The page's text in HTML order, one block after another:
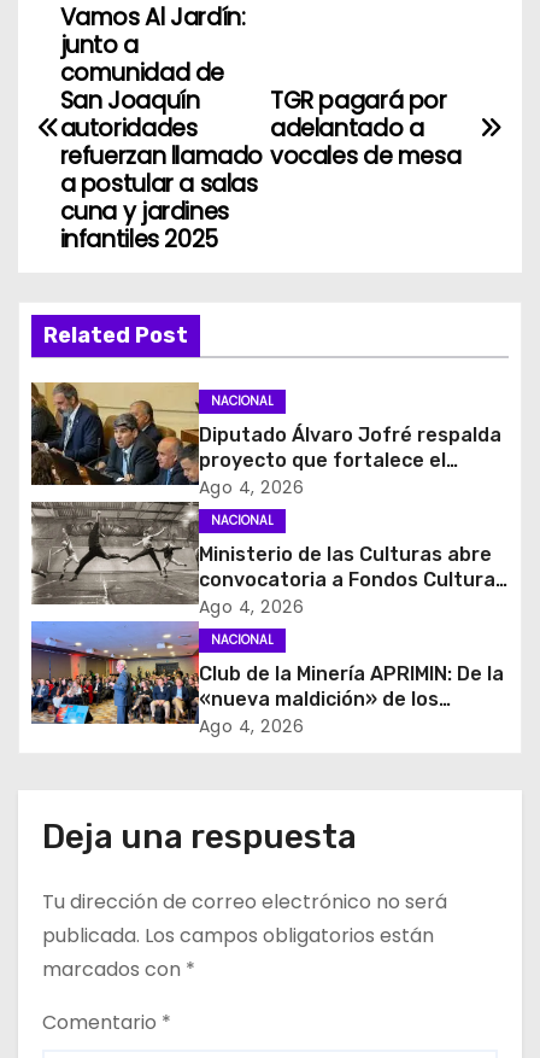
N
v
c
i
ó
n
d
e
e
n
t
a
d
a
s
TGR pagará por
adelantado a
vocales de mesa
Vamos Al Jardín:
junto a
comunidad de
San Joaquín
autoridades
refuerzan llamado
a postular a salas
cuna y jardines
infantiles 2025
Related Post
NACIONAL
Diputado Álvaro Jofré respalda
proyecto que fortalece el
control de identidad durante
estados de excepción
Ago 4, 2026
NACIONAL
Ministerio de las Culturas abre
convocatoria a Fondos Cultura
2027 con foco en
transparencia, innovación y
acceso ciudadano
Ago 4, 2026
NACIONAL
Club de la Minería APRIMIN: De la
«nueva maldición» de los
recursos al rol clave de los
Ago 4, 2026
Deja una respuesta
Tu dirección de correo electrónico no será
publicada. Los campos obligatorios están
marcados con *
Comentario *